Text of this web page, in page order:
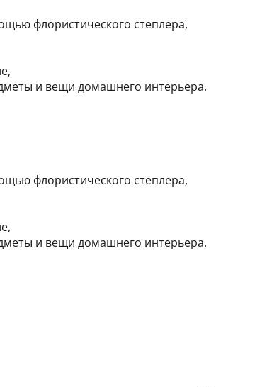
флористического степлера,
и вещи домашнего интерьера.
флористического степлера,
и вещи домашнего интерьера.